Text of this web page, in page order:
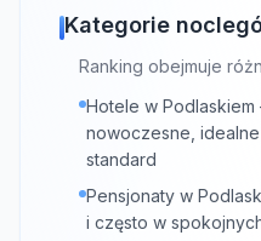
Kategorie
Ranking obejmuje
Hotele w Podlaskiem
nowoczesne,
standard
Pensjonaty w
i często w